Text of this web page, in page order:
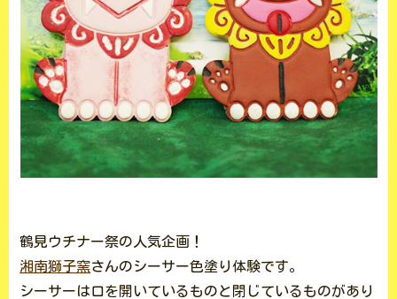
鶴見ウチナー祭の人気企画！
湘南獅子窯さんのシーサー色塗り体験です。
シーサーは口を開いているものと閉じているものがあり